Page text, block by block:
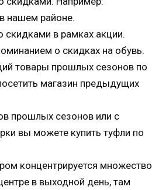
нашем районе.
в рамках акции.
о скидках на обувь.
товары прошлых сезонов по
магазин предыдущих
прошлых сезонов или с
вы можете купить туфли по
концентрируется множество
в выходной день, там